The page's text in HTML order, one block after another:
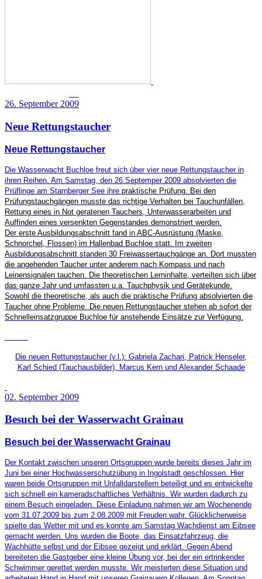
26. September 2009
Neue Rettungstaucher
Neue Rettungstaucher
Die Wasserwacht Buchloe freut sich über vier neue Rettungstaucher in
ihren Reihen. Am Samstag, den 26.Septemper 2009 absolvierten die
Prüflinge am Starnberger See ihre praktische Prüfung. Bei den
Prüfungstauchgängen musste das richtige Verhalten bei Tauchunfällen,
Rettung eines in Not geratenen Tauchers, Unterwasserarbeiten und
Auffinden eines versenkten Gegenstandes demonstriert werden.
Der erste Ausbildungsabschnitt fand in ABC-Ausrüstung (Maske,
Schnorchel, Flossen) im Hallenbad Buchloe statt. Im zweiten
Ausbildungsabschnitt standen 30 Freiwassertauchgänge an. Dort mussten
die angehenden Taucher unter anderem nach Kompass und nach
Leinensignalen tauchen. Die theoretischen Lerninhalte, verteilten sich über
das ganze Jahr und umfassten u.a. Tauchphysik und Gerätekunde.
Sowohl die theoretische, als auch die praktische Prüfung absolvierten die
Taucher ohne Probleme. Die neuen Rettungstaucher stehen ab sofort der
Schnelleinsatzgruppe Buchloe für anstehende Einsätze zur Verfügung.
Die neuen Rettungstaucher (v.l.): Gabriela Zachari, Patrick Henseler,
Karl Schied (Tauchausbilder), Marcus Kern und Alexander Schaade
02. September 2009
Besuch bei der Wasserwacht Grainau
Besuch bei der Wasserwacht Grainau
Der Kontakt zwischen unseren Ortsgruppen wurde bereits dieses Jahr im
Juni bei einer Hochwasserschutzübung in Ingolstadt geschlossen. Hier
waren beide Ortsgruppen mit Unfalldarstellern beteiligt und es entwickelte
sich schnell ein kameradschaftliches Verhältnis. Wir wurden dadurch zu
einem Besuch eingeladen. Diese Einladung nahmen wir am Wochenende
vom 31.07.2009 bis zum 2.08.2009 mit Freuden wahr. Glücklicherweise
spielte das Wetter mit und es konnte am Samstag Wachdienst am Eibsee
gemacht werden. Uns wurden die Boote, das Einsatzfahrzeug, die
Wachhütte selbst und der Eibsee gezeigt und erklärt. Gegen Abend
bereiteten die Gastgeber eine kleine Übung vor, bei der ein ertrinkender
Schwimmer gerettet werden musste. Wir meisterten diese Situation und